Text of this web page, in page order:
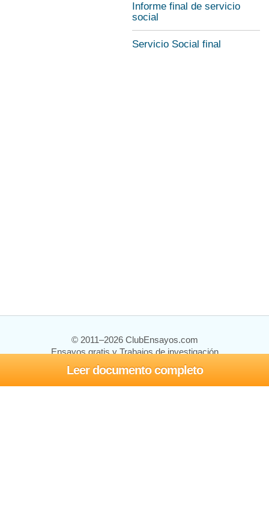
Leer documento completo
Informe final de servicio
social
Servicio Social final
© 2011–2026 ClubEnsayos.com
Ensayos gratis y Trabajos de investigación